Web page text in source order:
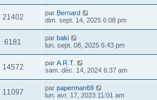
21402 par Bernard
dim. sept. 14, 2025 6:08 pm
6181 par baki
lun. sept. 08, 2025 6:43 pm
14572 par A.R.T.
sam. déc. 14, 2024 6:37 am
11097 par paperman69
lun. avr. 17, 2023 11:01 am